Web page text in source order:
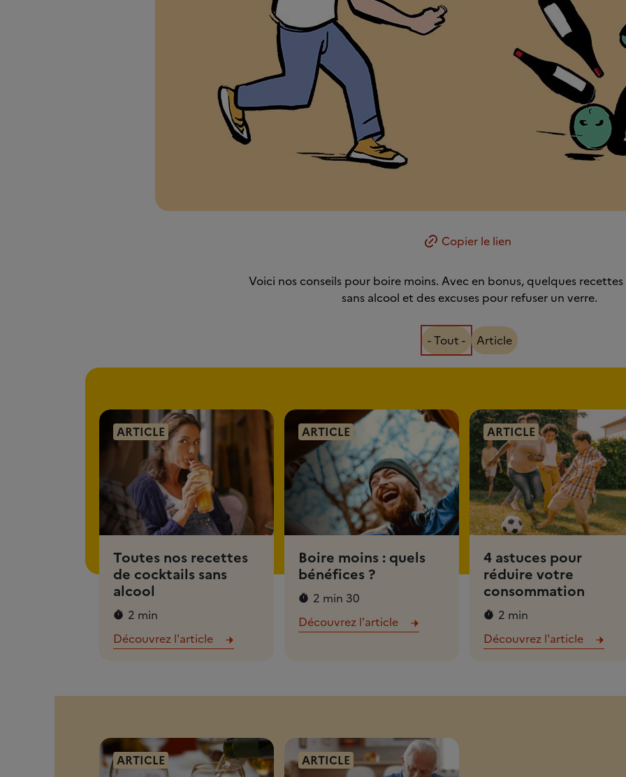
Copier le lien
Voici nos conseils pour boire moins. Avec en bonus, quelques
sans alcool et des excuses pour refuser un verre.
- Tout - Article
ARTICLE
Toutes nos recettes
de cocktails sans
alcool
2 min
Découvrez l'article
ARTICLE
Boire moins : quels
bénéfices ?
2 min 30
Découvrez l'article
ARTICLE
4 astuces pour
réduire votre
consommation
2 min
Découvrez l'article
ARTICLE ARTICLE